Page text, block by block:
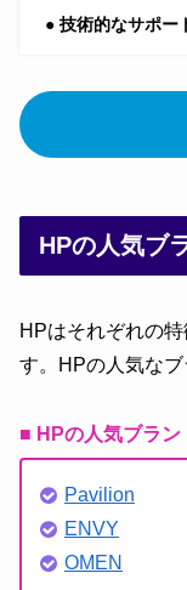
● 技術的なサポー
HPの人気ブ
HPはそれぞれの
す。HPの人気なブ
■ HPの人気ブラン
Pavilion
ENVY
OMEN